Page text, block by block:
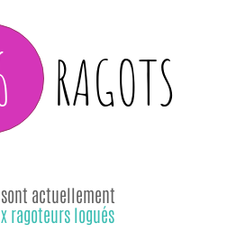
RAGOTS
sont actuellement
ragoteurs logués